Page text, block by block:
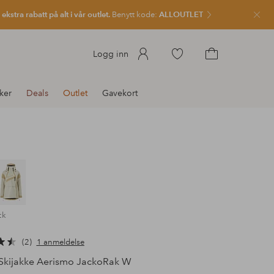
ekstra rabatt på alt i vår outlet. Benytt kode: ALLOUTLET Lukk
Logg inn
Gå
Deals Outlet Gavekort
2 1 anmeldelse
Aerismo JackoRak W